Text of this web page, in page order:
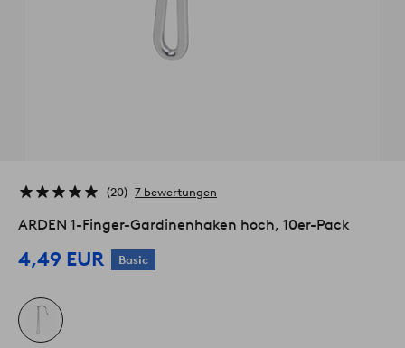
20 7 bewertungen
ARDEN 1-Finger-Gardinenhaken hoch, 10er-Pack
4,49 EUR Basic